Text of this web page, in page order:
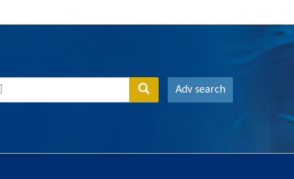
Adv search